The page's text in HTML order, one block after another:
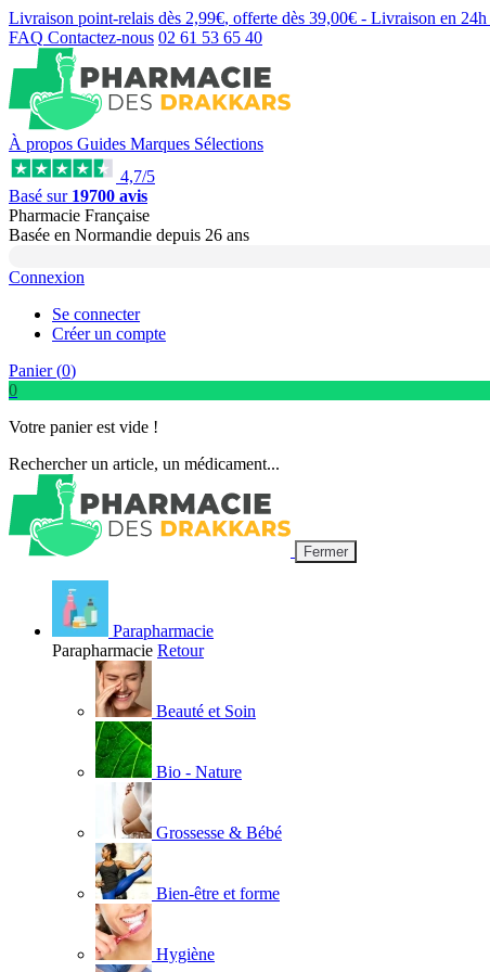
Livraison point-relais dès 2,99€, offerte dès 39,00€ - Livraison en 24h
FAQ Contactez-nous 02 61 53 65 40
À propos Guides Marques Sélections
4,7/5
Basé sur 19700 avis
Pharmacie Française
Basée en Normandie depuis 26 ans
Connexion
Se connecter
Créer un compte
Panier (0)
0
Votre panier est vide !
Rechercher un article, un médicament...
Fermer
Parapharmacie
Parapharmacie Retour
Beauté et Soin
Bio - Nature
Grossesse & Bébé
Bien-être et forme
Hygiène